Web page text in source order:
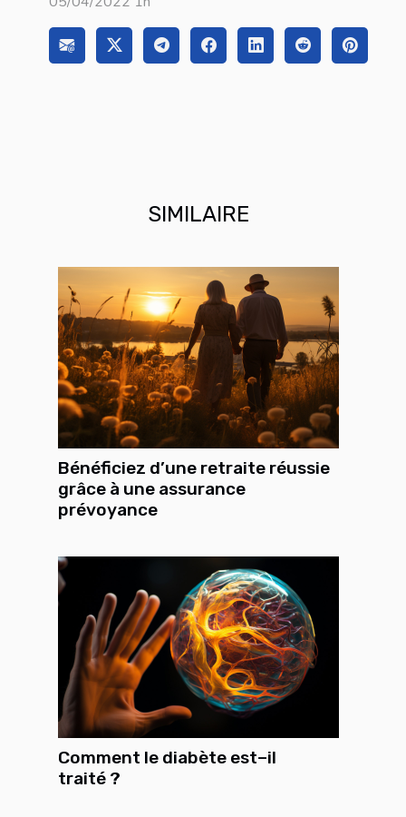
SIMILAIRE
Bénéficiez d’une retraite réussie
grâce à une assurance
prévoyance
Comment le diabète est–il
traité ?